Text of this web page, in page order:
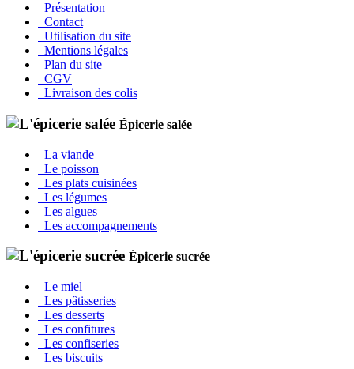
Présentation
Contact
Utilisation du site
Mentions légales
Plan du site
CGV
Livraison des colis
Épicerie salée
La viande
Le poisson
Les plats cuisinées
Les légumes
Les algues
Les accompagnements
Épicerie sucrée
Le miel
Les pâtisseries
Les desserts
Les confitures
Les confiseries
Les biscuits